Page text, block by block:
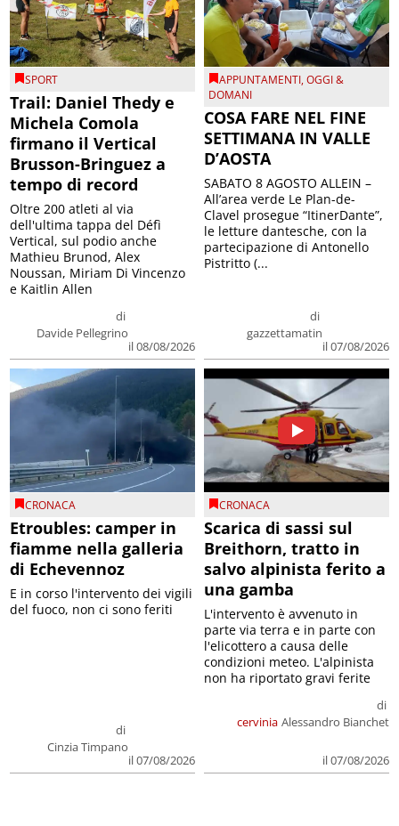
SPORT
Trail: Daniel Thedy e
Michela Comola
firmano il Vertical
Brusson-Bringuez a
tempo di record
di
Davide Pellegrino
il 08/08/2026
Oltre 200 atleti al via
dell'ultima tappa del Défì
Vertical, sul podio anche
Mathieu Brunod, Alex
Noussan, Miriam Di Vincenzo
e Kaitlin Allen
APPUNTAMENTI,OGGI &
DOMANI
COSA FARE NEL FINE
SETTIMANA IN VALLE
D’AOSTA
di
gazzettamatin
il 07/08/2026
SABATO 8 AGOSTO ALLEIN –
All’area verde Le Plan-de-
Clavel prosegue “ItinerDante”,
le letture dantesche, con la
partecipazione di Antonello
Pistritto (...
CRONACA
Etroubles: camper in
fiamme nella galleria
di Echevennoz
di
Cinzia Timpano
il 07/08/2026
E in corso l'intervento dei vigili
del fuoco, non ci sono feriti
CRONACA
Scarica di sassi sul
Breithorn, tratto in
salvo alpinista ferito a
una gamba
cervinia
di
Alessandro Bianchet
il 07/08/2026
L'intervento è avvenuto in
parte via terra e in parte con
l'elicottero a causa delle
condizioni meteo. L'alpinista
non ha riportato gravi ferite